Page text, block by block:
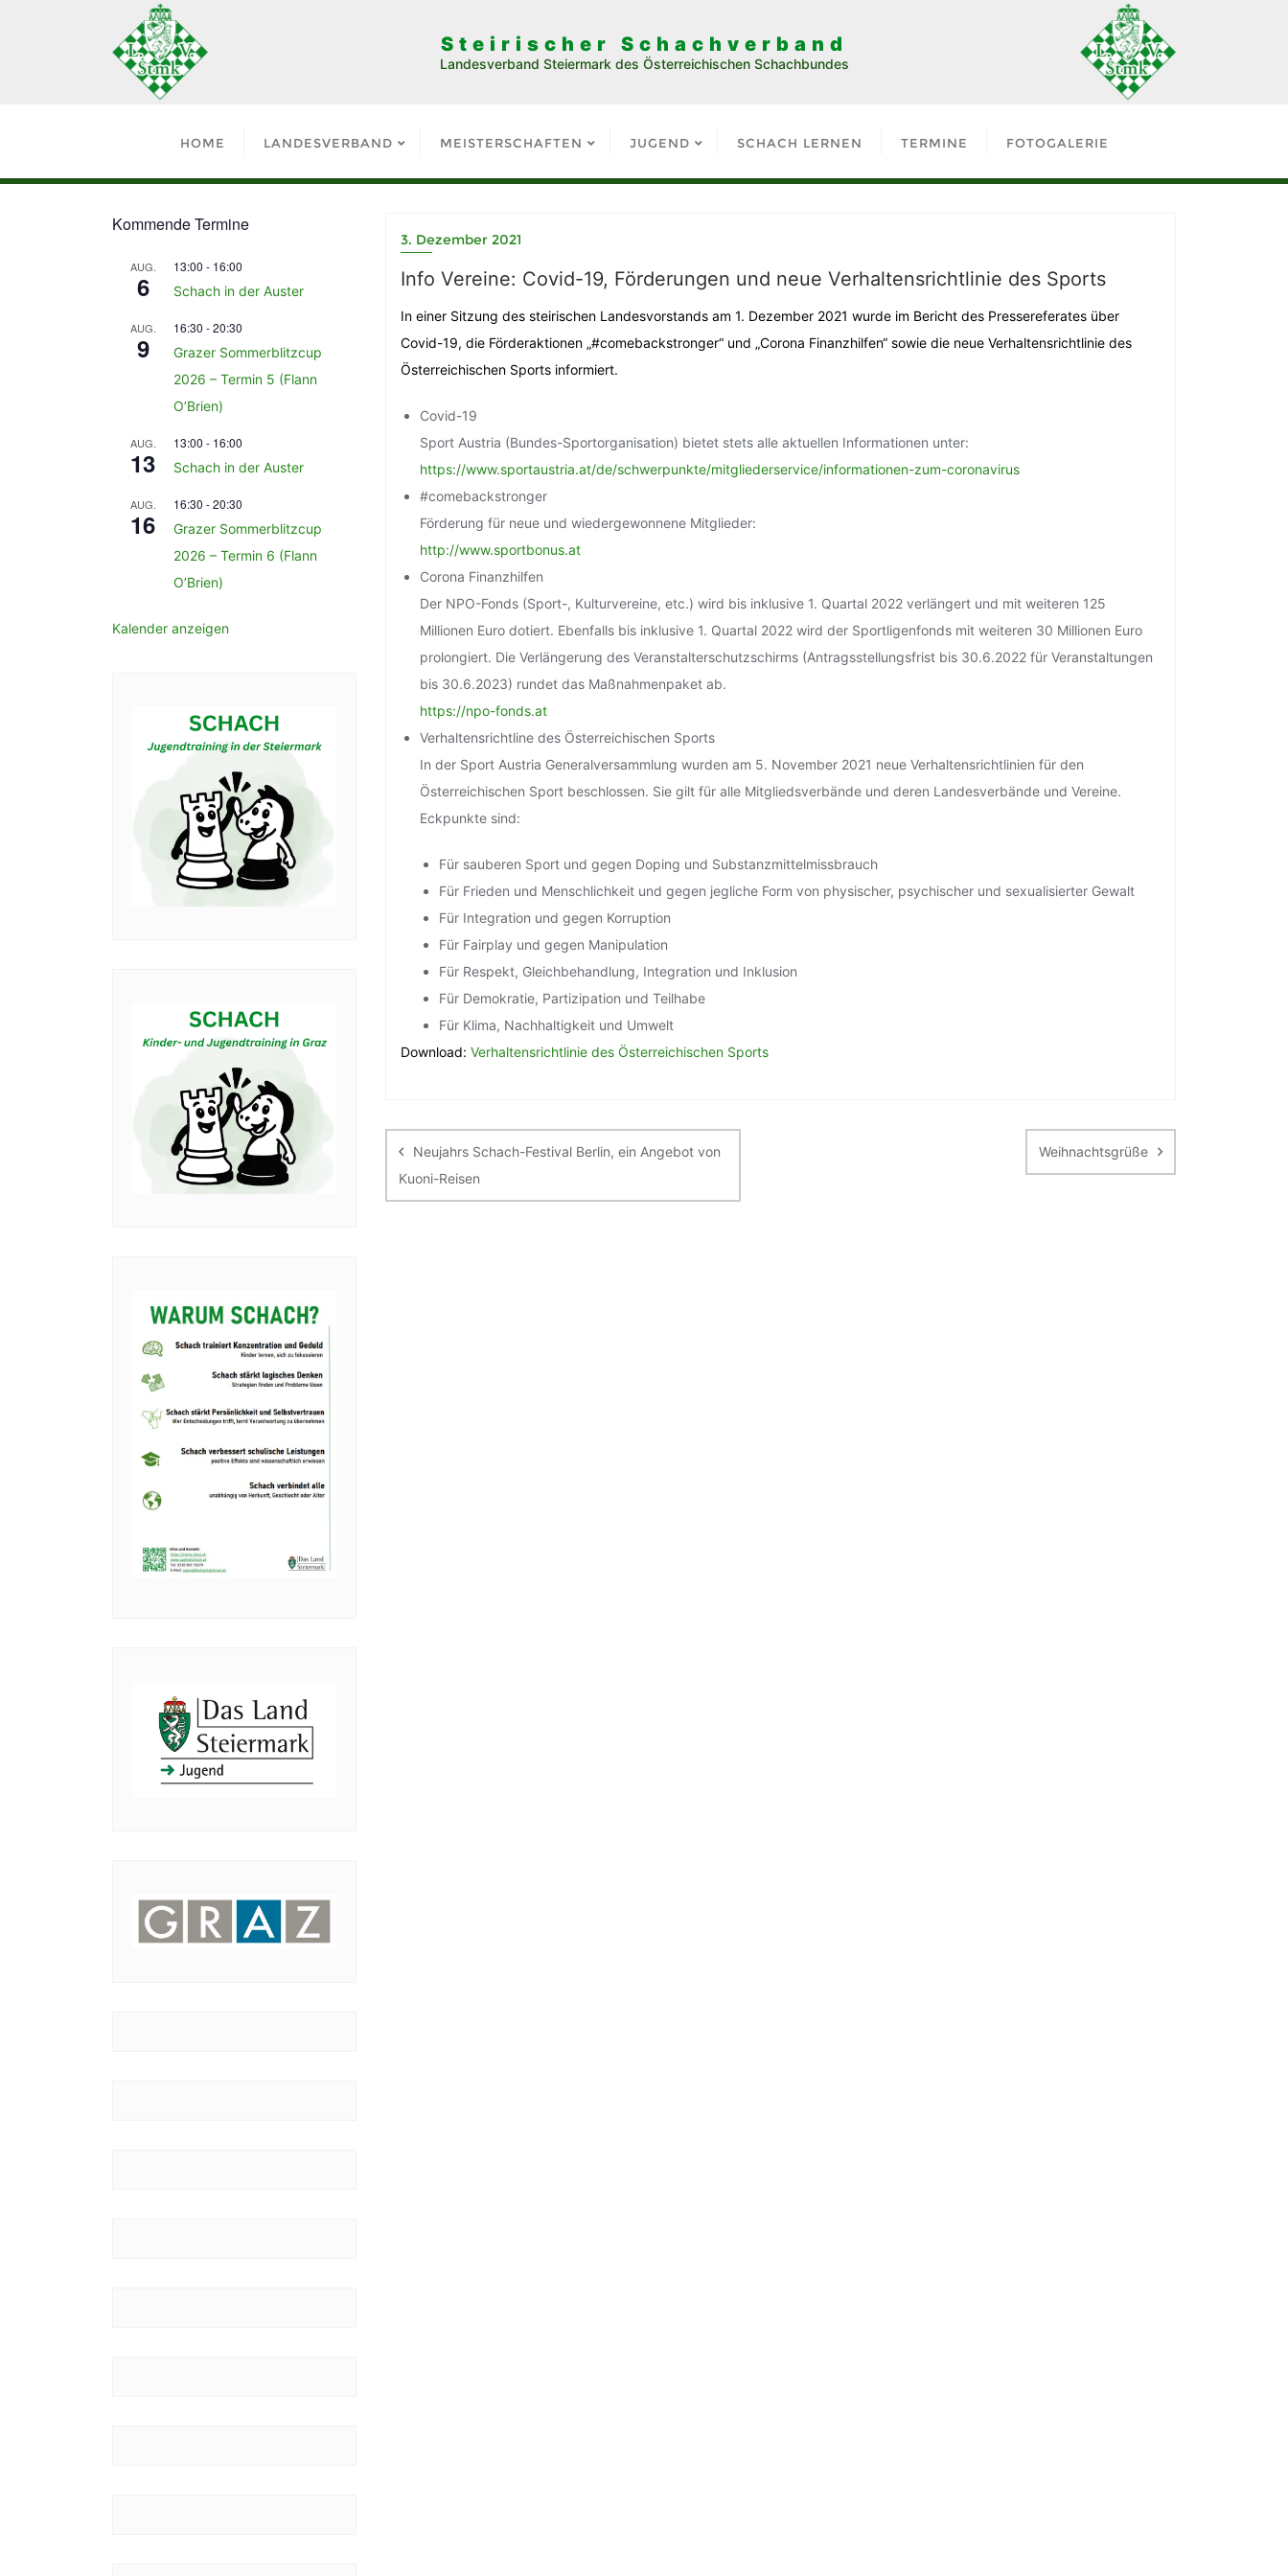
Steirischer Schachverband
Landesverband Steiermark des Österreichischen Schachbundes
HOME LANDESVERBAND MEISTERSCHAFTEN JUGEND SCHACH LERNEN TERMINE FOTOGALERIE
3. Dezember 2021
Info Vereine: Covid-19, Förderungen und neue Verhaltensrichtlinie des Sports
In einer Sitzung des steirischen Landesvorstands am 1. Dezember 2021 wurde im Bericht des Pressereferates über
Covid-19, die Förderaktionen „#comebackstronger“ und „Corona Finanzhilfen“ sowie die neue Verhaltensrichtlinie des
Österreichischen Sports informiert.
Covid-19
Sport Austria (Bundes-Sportorganisation) bietet stets alle aktuellen Informationen unter:
https://www.sportaustria.at/de/schwerpunkte/mitgliederservice/informationen-zum-coronavirus
#comebackstronger
Förderung für neue und wiedergewonnene Mitglieder:
http://www.sportbonus.at
Corona Finanzhilfen
Der NPO-Fonds (Sport-, Kulturvereine, etc.) wird bis inklusive 1. Quartal 2022 verlängert und mit weiteren 125
Millionen Euro dotiert. Ebenfalls bis inklusive 1. Quartal 2022 wird der Sportligenfonds mit weiteren 30 Millionen Euro
prolongiert. Die Verlängerung des Veranstalterschutzschirms (Antragsstellungsfrist bis 30.6.2022 für Veranstaltungen
bis 30.6.2023) rundet das Maßnahmenpaket ab.
https://npo-fonds.at
Verhaltensrichtline des Österreichischen Sports
In der Sport Austria Generalversammlung wurden am 5. November 2021 neue Verhaltensrichtlinien für den
Österreichischen Sport beschlossen. Sie gilt für alle Mitgliedsverbände und deren Landesverbände und Vereine.
Eckpunkte sind:
Für sauberen Sport und gegen Doping und Substanzmittelmissbrauch
Für Frieden und Menschlichkeit und gegen jegliche Form von physischer, psychischer und sexualisierter Gewalt
Für Integration und gegen Korruption
Für Fairplay und gegen Manipulation
Für Respekt, Gleichbehandlung, Integration und Inklusion
Für Demokratie, Partizipation und Teilhabe
Für Klima, Nachhaltigkeit und Umwelt
Download: Verhaltensrichtlinie des Österreichischen Sports
Neujahrs Schach-Festival Berlin, ein Angebot von
Kuoni-Reisen
Weihnachtsgrüße
Kommende Termine
AUG.
6
13:00 - 16:00
Schach in der Auster
AUG.
9
16:30 -20:30
Grazer Sommerblitzcup
2026 – Termin 5 (Flann
O’Brien)
AUG.
13
13:00 - 16:00
Schach in der Auster
AUG.
16
16:30 -20:30
Grazer Sommerblitzcup
2026 – Termin 6 (Flann
O’Brien)
Kalender anzeigen